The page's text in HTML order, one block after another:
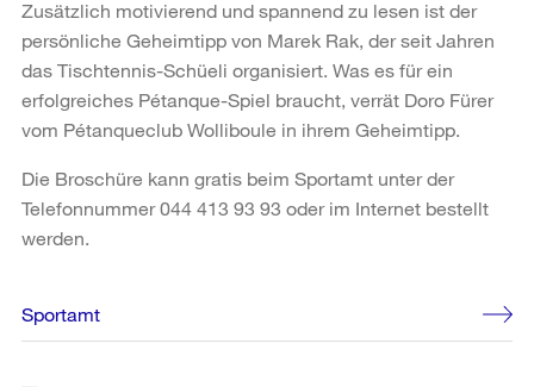
Zusätzlich motivierend und spannend zu lesen ist der
persönliche Geheimtipp von Marek Rak, der seit Jahren
das Tischtennis-Schüeli organisiert. Was es für ein
erfolgreiches Pétanque-Spiel braucht, verrät Doro Fürer
vom Pétanqueclub Wolliboule in ihrem Geheimtipp.
Die Broschüre kann gratis beim Sportamt unter der
Telefonnummer 044 413 93 93 oder im Internet bestellt
werden.
Weitere
Informationen
Sportamt